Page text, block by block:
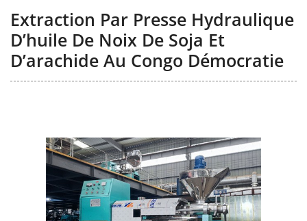
Extraction Par Presse Hydraulique
D’huile De Noix De Soja Et
D’arachide Au Congo Démocratie